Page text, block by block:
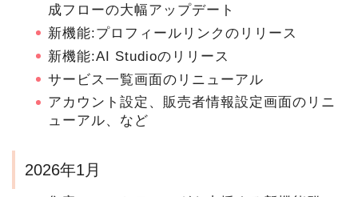
成フローの大幅アップデート
新機能:プロフィールリンクのリリース
新機能:AI Studioのリリース
サービス一覧画面のリニューアル
アカウント設定、販売者情報設定画面のリニ
ューアル、など
2026年1月